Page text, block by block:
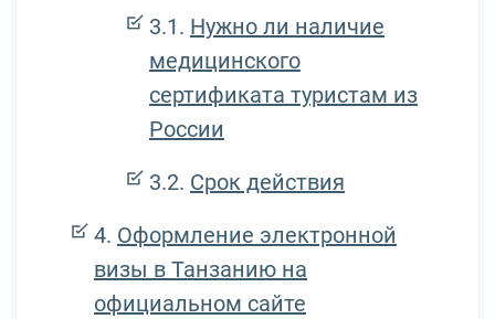
Нужно ли наличие
медицинского
сертификата туристам из
России
Срок действия
Оформление электронной
визы в Танзанию на
официальном сайте